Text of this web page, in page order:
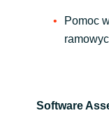
Pomoc
Software